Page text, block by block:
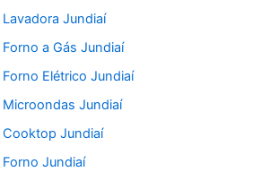
Jundiaí
a Gás Jundiaí
Elétrico Jundiaí
Jundiaí
Cooktop Jundiaí
Jundiaí